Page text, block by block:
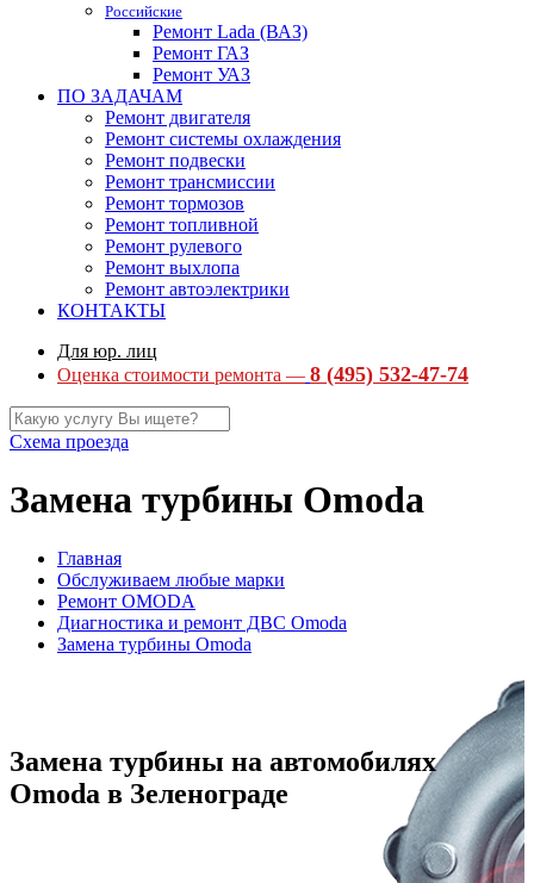
Российские
Ремонт Lada (ВАЗ)
Ремонт ГАЗ
Ремонт УАЗ
ПО ЗАДАЧАМ
Ремонт двигателя
Ремонт системы охлаждения
Ремонт подвески
Ремонт трансмиссии
Ремонт тормозов
Ремонт топливной
Ремонт рулевого
Ремонт выхлопа
Ремонт автоэлектрики
КОНТАКТЫ
Для юр. лиц
Оценка стоимости ремонта — 8 (495) 532-47-74
Схема проезда
Замена турбины Omoda
Главная
Обслуживаем любые марки
Ремонт OMODA
Диагностика и ремонт ДВС Omoda
Замена турбины Omoda
Замена турбины на автомобилях
Omoda в Зеленограде